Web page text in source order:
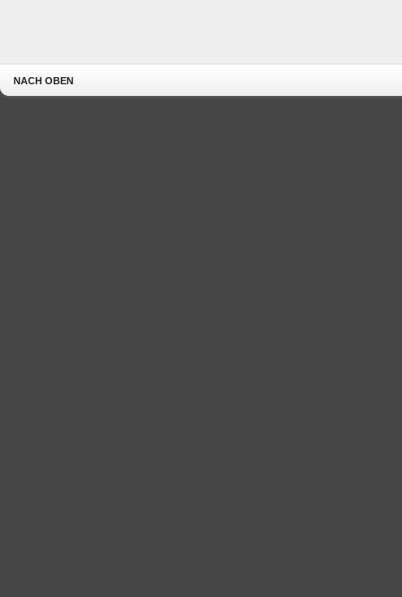
NACH OBEN